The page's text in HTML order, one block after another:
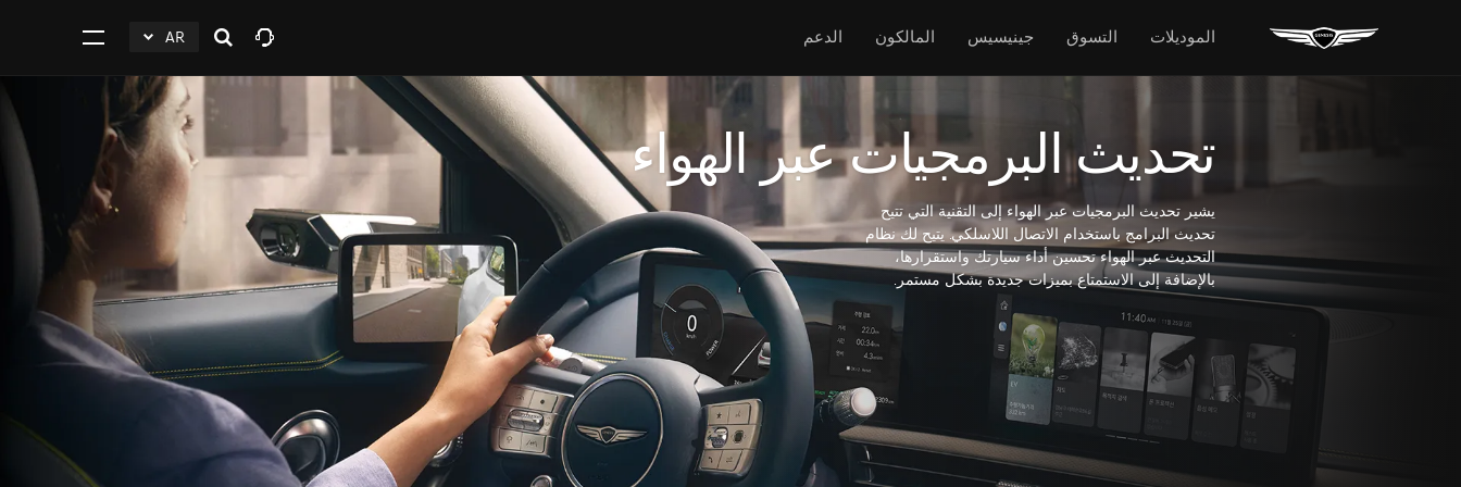
الموديلات التسوق جينيسيس المالكون الدعم AR
click
Expand
اضغط
تحديث البرمجيات عبر الهواء
يشير تحديث البرمجيات عبر الهواء إلى التقنية التي تتيح
تحديث البرامج باستخدام الاتصال اللاسلكي. يتيح لك نظام
التحديث عبر الهواء تحسين أداء سيارتك واستقرارها،
بالإضافة إلى الاستمتاع بميزات جديدة بشكل مستمر.